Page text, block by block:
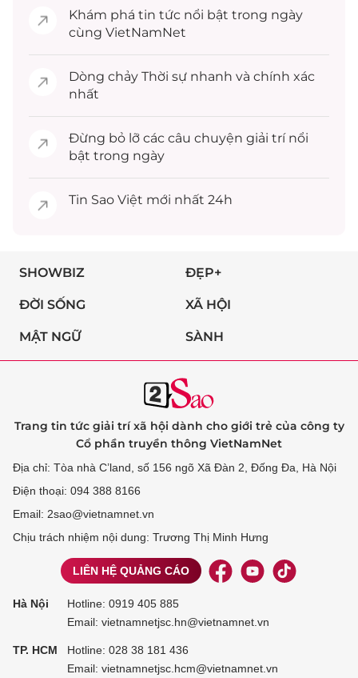
Khám phá tin tức nổi bật trong ngày
cùng VietNamNet
Dòng chảy Thời sự nhanh và chính xác
nhất
Đừng bỏ lỡ các câu chuyện giải trínổi
bật trong ngày
Tin Sao Việt mới nhất 24h
SHOWBIZ ĐẸP+
ĐỜI SỐNG XÃ HỘI
MẬT NGỮ SÀNH
Trang tin tức giải trí xã hội dành cho giới trẻ của công ty
Cổ phần truyền thông VietNamNet
Địa chỉ: Tòa nhà C’land, số 156 ngõ Xã Đàn 2, Đống Đa, Hà Nội
Điện thoại: 094 388 8166
Email: 2sao@vietnamnet.vn
Chịu trách nhiệm nội dung: Trương Thị Minh Hưng
LIÊN HỆ QUẢNG CÁO
Hà Nội Hotline: 0919 405 885
Email: vietnamnetjsc.hn@vietnamnet.vn
TP. HCM Hotline: 028 38 181 436
Email: vietnamnetjsc.hcm@vietnamnet.vn